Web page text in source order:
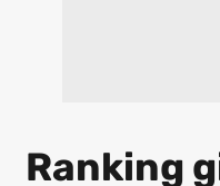
Ranking